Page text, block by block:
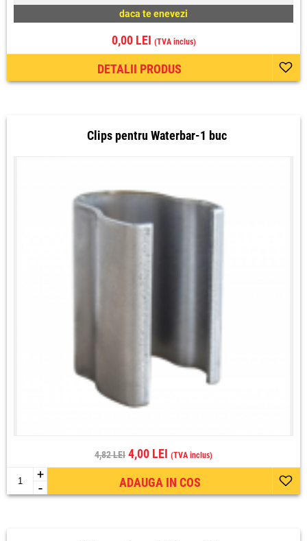
daca te enevezi
0,00 LEI (TVA inclus)
DETALII PRODUS
Clips pentru Waterbar-1 buc
4,82 LEI 4,00 LEI (TVA inclus)
+
- ADAUGA IN COS